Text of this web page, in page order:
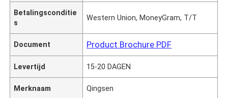
Betalingsconditie
s
Western Union, MoneyGram, T/T
Document Product Brochure PDF
Levertijd 15-20 DAGEN
Merknaam Qingsen